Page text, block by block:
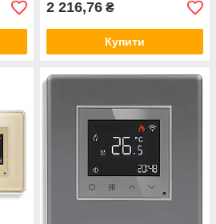
2 216,76 ₴
Купити